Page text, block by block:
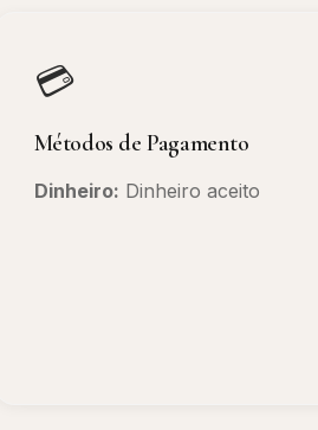
💳
Métodos de Pagamento
Dinheiro: Dinheiro aceito